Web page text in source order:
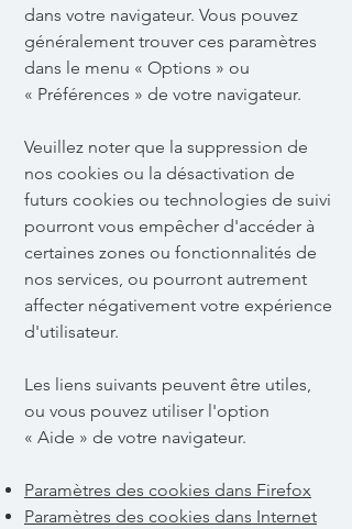
dans votre navigateur. Vous pouvez
généralement trouver ces paramètres
dans le menu « Options » ou
« Préférences » de votre navigateur.
Veuillez noter que la suppression de
nos cookies ou la désactivation de
futurs cookies ou technologies de suivi
pourront vous empêcher d'accéder à
certaines zones ou fonctionnalités de
nos services, ou pourront autrement
affecter négativement votre expérience
d'utilisateur.
Les liens suivants peuvent être utiles,
ou vous pouvez utiliser l'option
« Aide » de votre navigateur.
Paramètres des cookies dans Firefox
Paramètres des cookies dans Internet